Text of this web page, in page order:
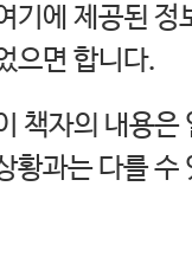
기에 제공된 정
으면 합니다.
책자의 내용은
황과는 다를 수